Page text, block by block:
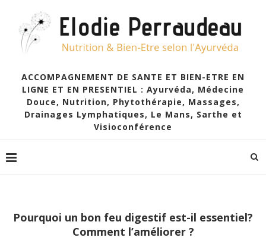
ACCOMPAGNEMENT DE SANTE ET BIEN-ETRE EN
LIGNE ET EN PRESENTIEL : Ayurvéda, Médecine
Douce, Nutrition, Phytothérapie, Massages,
Drainages Lymphatiques, Le Mans, Sarthe et
Visioconférence
Pourquoi un bon feu digestif est-il essentiel?
Comment l’améliorer ?